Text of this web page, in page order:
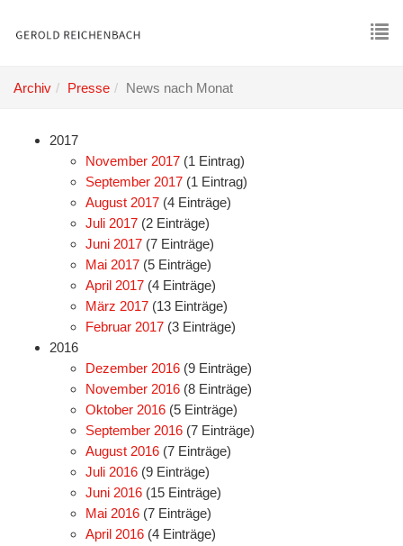
Archiv Presse News nach Monat
2017
November 2017 (1 Eintrag)
September 2017 (1 Eintrag)
August 2017 (4 Einträge)
Juli 2017 (2 Einträge)
Juni 2017 (7 Einträge)
Mai 2017 (5 Einträge)
April 2017 (4 Einträge)
März 2017 (13 Einträge)
Februar 2017 (3 Einträge)
2016
Dezember 2016 (9 Einträge)
November 2016 (8 Einträge)
Oktober 2016 (5 Einträge)
September 2016 (7 Einträge)
August 2016 (7 Einträge)
Juli 2016 (9 Einträge)
Juni 2016 (15 Einträge)
Mai 2016 (7 Einträge)
April 2016 (4 Einträge)